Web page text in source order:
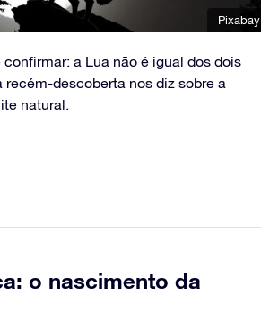
Pixabay
a Lua não é igual dos dois
descoberta nos diz sobre a
natural.
o nascimento da